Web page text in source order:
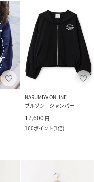
NARUMIYA ONLINE
ブルゾン・ジャンパー
17,600 円
160ポイント(1倍)